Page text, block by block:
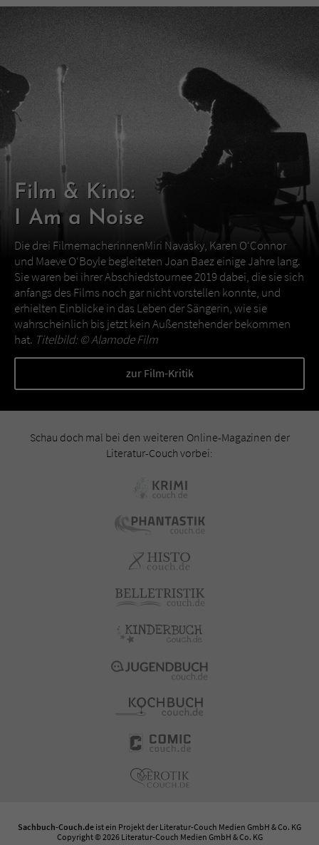
Film & Kino:
I Am a Noise
Die drei FilmemacherinnenMiri Navasky, Karen O‘Connor
und Maeve O‘Boyle begleiteten Joan Baez einige Jahre lang.
Sie waren bei ihrer Abschiedstournee 2019 dabei, die sie sich
anfangs des Films noch gar nicht vorstellen konnte, und
erhielten Einblicke in das Leben der Sängerin, wie sie
wahrscheinlich bis jetzt kein Außenstehender bekommen
hat. Titelbild: ©Alamode Film
zur Film-Kritik
Schau doch mal bei den weiteren Online-Magazinen der
Literatur-Couch vorbei:
Sachbuch-Couch.de ist ein Projekt der Literatur-Couch Medien GmbH & Co. KG
Copyright © 2026 Literatur-Couch Medien GmbH & Co. KG